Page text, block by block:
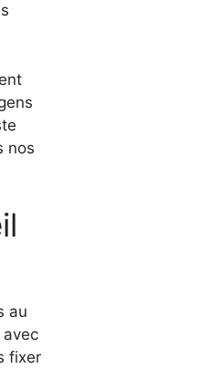
nos
au
fixer